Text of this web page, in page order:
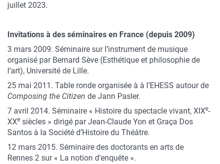
juillet 2023.
Invitations à des séminaires en France (depuis 2009)
3 mars 2009. Séminaire sur l’instrument de musique
organisé par Bernard Sève (Esthétique et philosophie de
l’art), Université de Lille.
25 mai 2011. Table ronde organisée à à l’EHESS autour de
Composing the Citizen de Jann Pasler.
7 avril 2014. Séminaire « Histoire du spectacle vivant, XIXe-
XXe siècles » dirigé par Jean-Claude Yon et Graça Dos
Santos à la Société d’Histoire du Théâtre.
12 mars 2015. Séminaire des doctorants en arts de
Rennes 2 sur « La notion d’enquête ».